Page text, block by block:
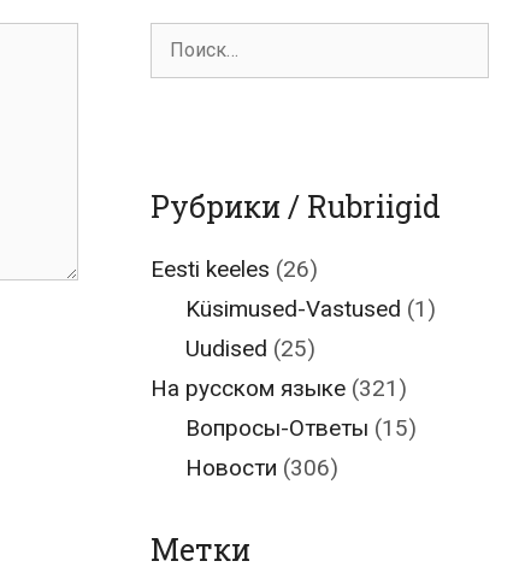
Поиск
для:
Рубрики / Rubriigid
Eesti keeles (26)
Küsimused-Vastused (1)
Uudised (25)
На русском языке (321)
Вопросы-Ответы (15)
Новости (306)
Метки